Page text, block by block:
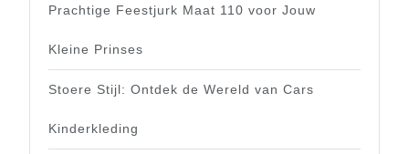
Prachtige Feestjurk Maat 110 voor Jouw
Kleine Prinses
Stoere Stijl: Ontdek de Wereld van Cars
Kinderkleding